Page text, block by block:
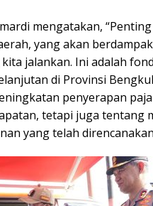
mengatakan,
yang akan
jalankan. Ini adalah
di Provinsi
penyerapan
tetapi juga tentang
yang telah